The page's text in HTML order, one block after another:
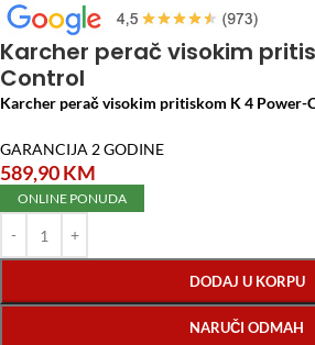
pritiskom K 4 Power-Control
Karcher perač visokim
Control
Karcher perač visokim pritiskom K 4
GARANCIJA 2 GODINE
589,90KM
ONLINE PONUDA
DODAJ U KORPU
NARUČI ODMAH